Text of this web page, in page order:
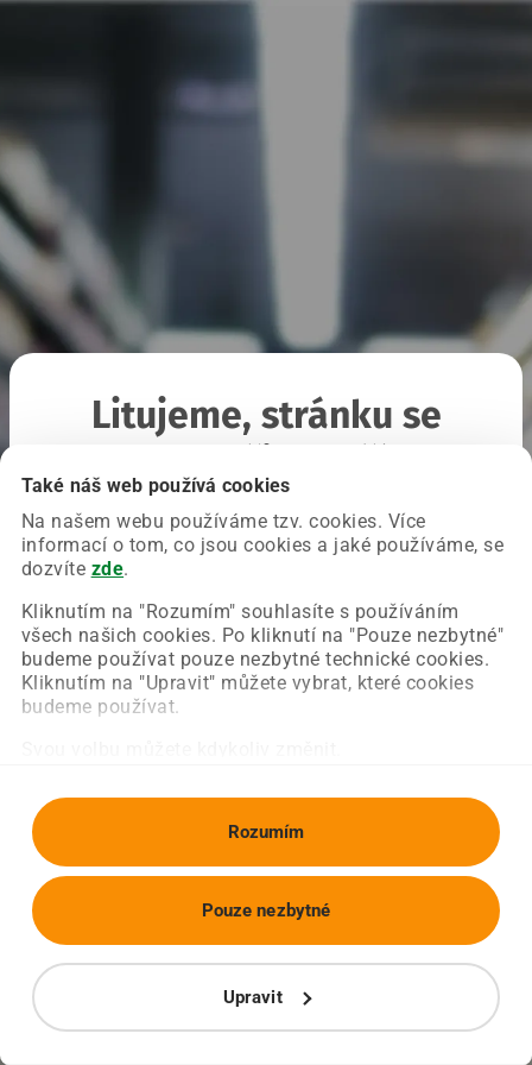
Také náš web používá cookies
Na našem webu používáme tzv. cookies. Více
informací o tom, co jsou cookies a jaké používáme, se
dozvíte zde.
Kliknutím na "Rozumím" souhlasíte s používáním
všech našich cookies. Po kliknutí na "Pouze nezbytné"
budeme používat pouze nezbytné technické cookies.
Kliknutím na "Upravit" můžete vybrat, které cookies
budeme používat.
Rozumím
Upravit
Pouze nezbytné
Litujeme, stránku se
Chyba nastala na naší straně a už ji opravujeme.
Zkuste prosím znovu načíst požadovanou stránku.
Obnovit stránku Úvodní strana